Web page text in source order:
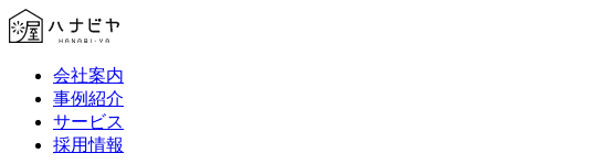
会社案内
事例紹介
サービス
採用情報